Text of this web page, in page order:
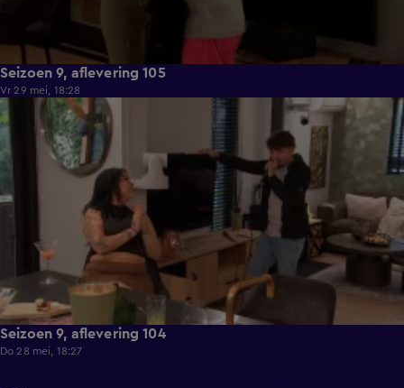
Seizoen 9, aflevering 105
Vr 29 mei, 18:28
Seizoen 9, aflevering 104
Do 28 mei, 18:27